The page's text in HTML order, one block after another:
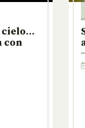
cielo…
con